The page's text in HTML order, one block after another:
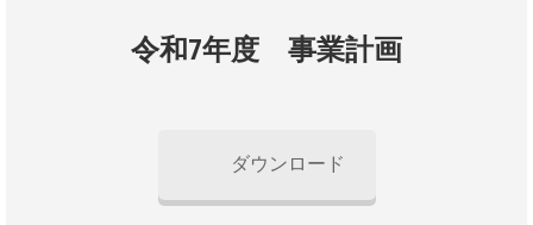
令和7年度 事業計画
ダウンロード